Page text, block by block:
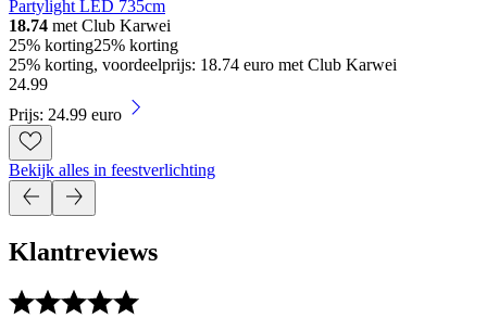
Partylight LED 735cm
18.74 met Club Karwei
25% korting25% korting
25% korting, voordeelprijs: 18.74 euro met Club Karwei
24.99
Prijs: 24.99 euro
Bekijk alles in feestverlichting
Klantreviews